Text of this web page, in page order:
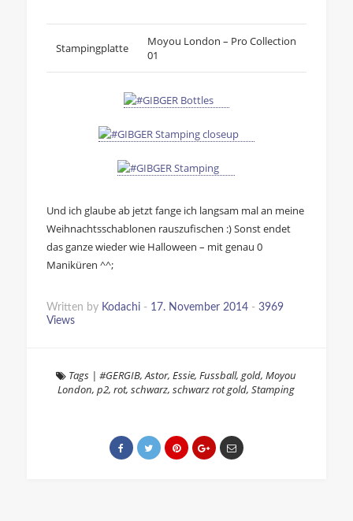
Stampingplatte
Moyou London – Pro Collection
01
Und ich glaube ab jetzt fange ich langsam mal an meine
Weihnachtsschablonen rauszufischen :) Sonst endet
das ganze wieder wie Halloween – mit genau 0
Maniküren ^^;
Written by Kodachi - 17. November 2014 - 3969
Views
Tags |#GERGIB,Astor,Essie,Fussball,gold,Moyou
London,p2,rot,schwarz,schwarz rot gold,Stamping